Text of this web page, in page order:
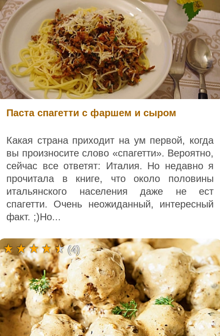
Паста спагетти с фаршем и сыром
Какая страна приходит на ум первой, когда
вы произносите слово «спагетти». Вероятно,
сейчас все ответят: Италия. Но недавно я
прочитала в книге, что около половины
итальянского населения даже не ест
спагетти. Очень неожиданный, интересный
факт. ;)Но...
(4)